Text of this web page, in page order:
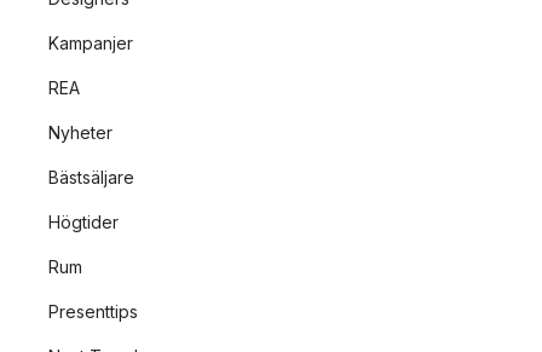
Kampanjer
REA
Nyheter
Bästsäljare
Högtider
Rum
Presenttips